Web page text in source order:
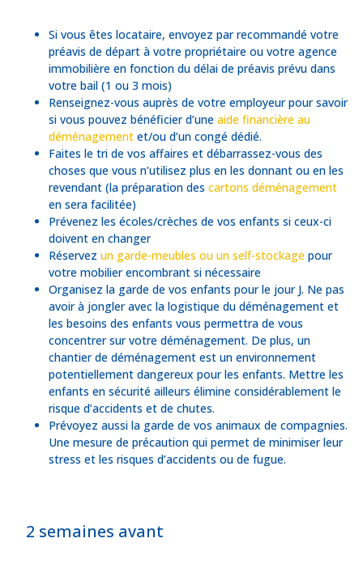
Si vous êtes locataire, envoyez par recommandé votre
préavis de départ à votre propriétaire ou votre agence
immobilière en fonction du délai de préavis prévu dans
votre bail (1 ou 3 mois)
Renseignez-vous auprès de votre employeur pour savoir
si vous pouvez bénéficier d’une aide financière au
déménagementet/ou d’un congé dédié.
Faites le tri de vos affaires et débarrassez-vous des
choses que vous n’utilisez plus en les donnant ou en les
revendant (la préparation des cartons déménagement
en sera facilitée)
Prévenez les écoles/crèches de vos enfants si ceux-ci
doivent en changer
Réservez un garde-meubles ou un self-stockagepour
votre mobilier encombrant si nécessaire
Organisez la garde de vos enfants pour le jour J. Ne pas
avoir à jongler avec la logistique du déménagement et
les besoins des enfants vous permettra de vous
concentrer sur votre déménagement. De plus, un
chantier de déménagement est un environnement
potentiellement dangereux pour les enfants. Mettre les
enfants en sécurité ailleurs élimine considérablement le
risque d’accidents et de chutes.
Prévoyez aussi la garde de vos animaux de compagnies.
Une mesure de précaution qui permet de minimiser leur
stress et les risques d’accidents ou de fugue.
2 semaines avant